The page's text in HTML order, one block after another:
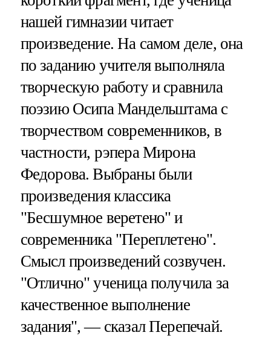
нашей гимназии читает
произведение. На самом деле, она
по заданию учителя выполняла
творческую работу и сравнила
поэзию Осипа Мандельштама с
творчеством современников, в
частности, рэпера Мирона
Федорова. Выбраны были
произведения классика
"Бесшумное веретено" и
современника "Переплетено".
Смысл произведений созвучен.
"Отлично" ученица получила за
качественное выполнение
задания", — сказал Перепечай.